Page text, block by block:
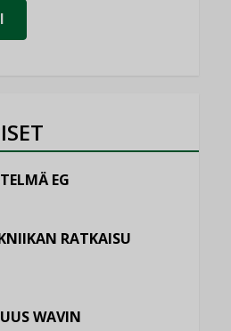
EG
RATKAISU
WAVIN